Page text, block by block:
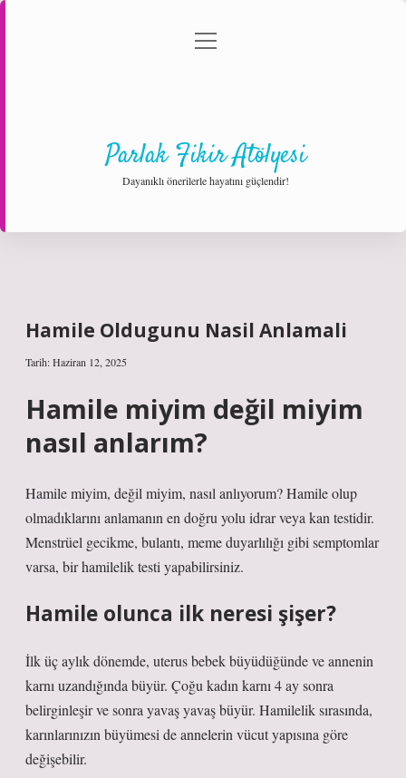
Gizlilik Politikası
menüyü
Parlak Fikir Atölyesi
Dayanıklı önerilerle hayatını güçlendir!
Hamile Oldugunu Nasil Anlamali
Tarih: Haziran 12, 2025
Hamile miyim değil miyim
nasıl anlarım?
Hamile miyim, değil miyim, nasıl anlıyorum? Hamile olup
olmadıklarını anlamanın en doğru yolu idrar veya kan testidir.
Menstrüel gecikme, bulantı, meme duyarlılığı gibi semptomlar
varsa, bir hamilelik testi yapabilirsiniz.
Hamile olunca ilk neresi şişer?
İlk üç aylık dönemde, uterus bebek büyüdüğünde ve annenin
karnı uzandığında büyür. Çoğu kadın karnı 4 ay sonra
belirginleşir ve sonra yavaş yavaş büyür. Hamilelik sırasında,
karınlarınızın büyümesi de annelerin vücut yapısına göre
değişebilir.